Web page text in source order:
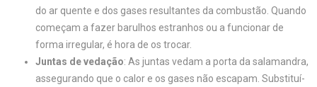
do ar quente e dos gases resultantes da combustão. Quando
começam a fazer barulhos estranhos ou a funcionar de
forma irregular, é hora de os trocar.
Juntas de vedação: As juntas vedam a porta da salamandra,
assegurando que o calor e os gases não escapam. Substituí-